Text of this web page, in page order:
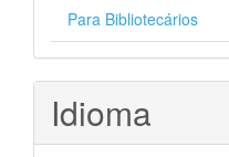
Para Bibliotecários
Idioma